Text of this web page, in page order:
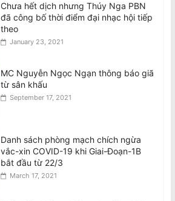
Chưa hết dịch nhưng Thúy Nga PBN
đã công bố thời điểm đại nhạc hội tiếp
theo
January 23, 2021
MC Nguyễn Ngọc Ngạn thông báo giã
từ sân khấu
September 17, 2021
Danh sách phòng mạch chích ngừa
vắc-xin COVID-19 khi Giai-Đoạn-1B
bắt đầu từ 22/3
March 17, 2021